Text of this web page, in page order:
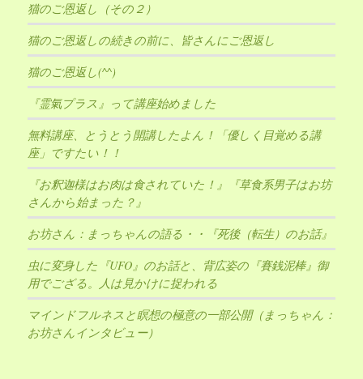
猫のご恩返し（その２）
猫のご恩返しの続きの前に、皆さんにご恩返し
猫のご恩返し(^^)
『霊氣プラス』って講座始めました
無料講座、とうとう開講したよん！「優しく目覚める講
座」ですたい！！
『お釈迦様はお肉は食されていた！』『草食系男子はお坊
さんから始まった？』
お坊さん：まっちゃんの語る・・『死後（転生）のお話』
虫に変身した『UFO』のお話と、背広姿の『賽銭泥棒』御
用でござる。人は見かけに捉われる
マインドフルネスと瞑想の極意の一部公開（まっちゃん：
お坊さんインタビュー）